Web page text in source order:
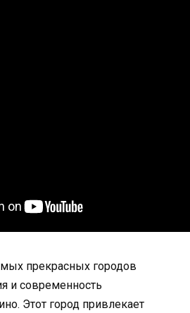
прекрасных городов
и современность
Этот город привлекает